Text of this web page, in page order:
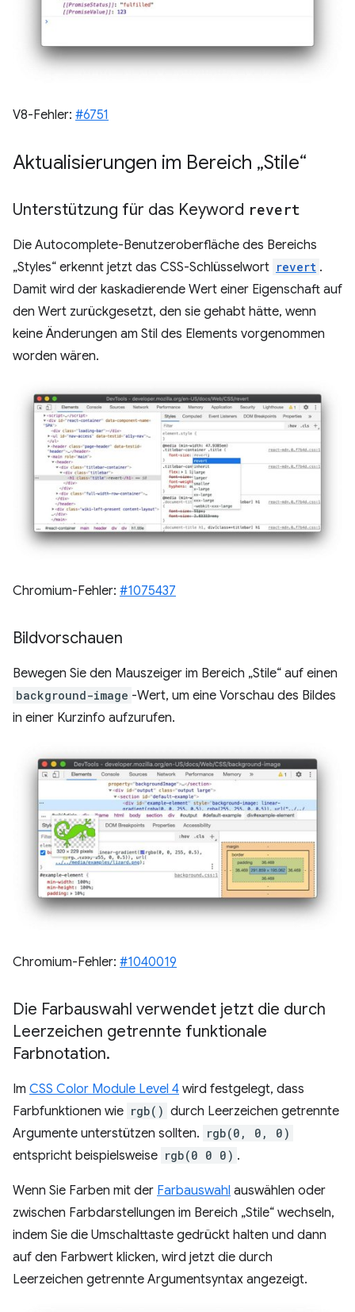
V8-Fehler: #6751
Aktualisierungen im Bereich „Stile“
Unterstützung für das Keyword revert
Die Autocomplete-Benutzeroberfläche des Bereichs
„Styles“ erkennt jetzt das CSS-Schlüsselwort revert .
Damit wird der kaskadierende Wert einer Eigenschaft auf
den Wert zurückgesetzt, den sie gehabt hätte, wenn
keine Änderungen am Stil des Elements vorgenommen
worden wären.
Chromium-Fehler: #1075437
Bildvorschauen
Bewegen Sie den Mauszeiger im Bereich „Stile“ auf einen
background-image -Wert, um eine Vorschau des Bildes
in einer Kurzinfo aufzurufen.
Chromium-Fehler: #1040019
Die Farbauswahl verwendet jetzt die durch
Leerzeichen getrennte funktionale
Farbnotation.
Im CSS Color Module Level 4 wird festgelegt, dass
Farbfunktionen wie rgb() durch Leerzeichen getrennte
Argumente unterstützen sollten. rgb(0, 0, 0)
entspricht beispielsweise rgb(0 0 0) .
Wenn Sie Farben mit der Farbauswahl auswählen oder
zwischen Farbdarstellungen im Bereich „Stile“ wechseln,
indem Sie die Umschalttaste gedrückt halten und dann
auf den Farbwert klicken, wird jetzt die durch
Leerzeichen getrennte Argumentsyntax angezeigt.